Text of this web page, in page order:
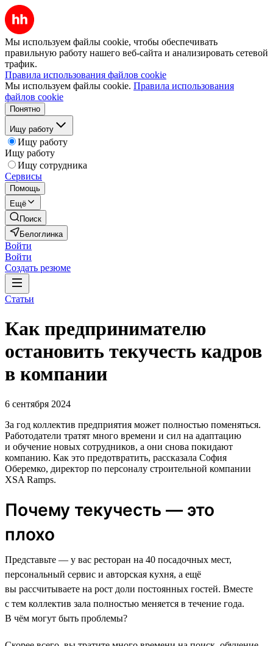
Мы используем файлы cookie, чтобы обеспечивать
правильную работу нашего веб-сайта и анализировать сетевой
трафик.
Правила использования файлов cookie
Мы используем файлы cookie. Правила использования
файлов cookie
Понятно
Ищу работу
Ищу работу
Ищу работу
Ищу сотрудника
Сервисы
Помощь
Ещё
Поиск
Белоглинка
Войти
Войти
Создать резюме
Статьи
Как предпринимателю
остановить текучесть кадров
в компании
6 сентября 2024
За год коллектив предприятия может полностью поменяться.
Работодатели тратят много времени и сил на адаптацию
и обучение новых сотрудников, а они снова покидают
компанию. Как это предотвратить, рассказала София
Оберемко, директор по персоналу строительной компании
XSA Ramps.
Почему текучесть — это
плохо
Представьте — у вас ресторан на 40 посадочных мест,
персональный сервис и авторская кухня, а ещё
вы рассчитываете на рост доли постоянных гостей. Вместе
с тем коллектив зала полностью меняется в течение года.
В чём могут быть проблемы?